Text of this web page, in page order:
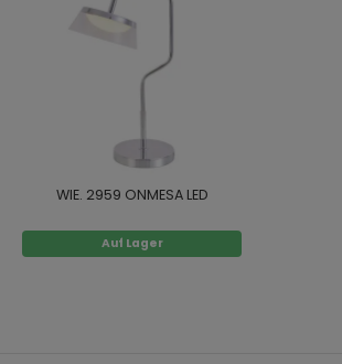
WIE. 2959 ONMESA LED
Auf Lager